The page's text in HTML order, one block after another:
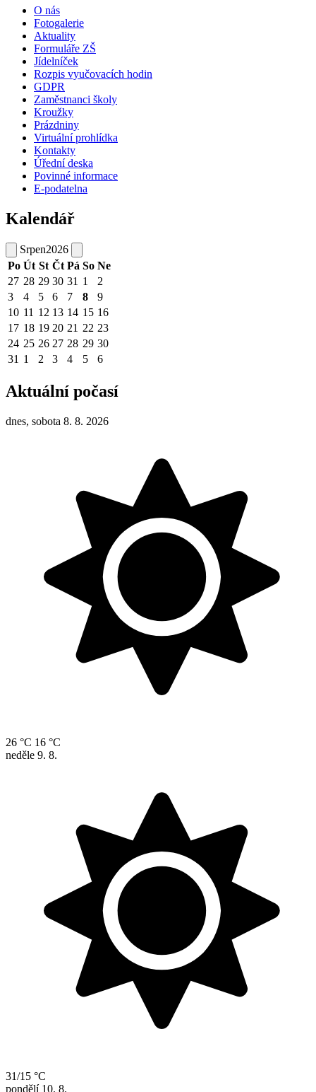
O nás
Fotogalerie
Aktuality
Formuláře ZŠ
Jídelníček
Rozpis vyučovacích hodin
GDPR
Zaměstnanci školy
Kroužky
Prázdniny
Virtuální prohlídka
Kontakty
Úřední deska
Povinné informace
E-podatelna
Kalendář
Srpen2026
Po Út St Čt Pá So Ne
27 28 29 30 31 1
2
3
4 5 6 7 8
9
10 11 12 13 14 15 16
17 18 19 20 21 22 23
24 25 26 27 28 29 30
31 1 2 3 4 5 6
Aktuální počasí
dnes, sobota 8. 8. 2026
26 °C 16 °C
neděle 9. 8.
31/15 °C
pondělí 10. 8.